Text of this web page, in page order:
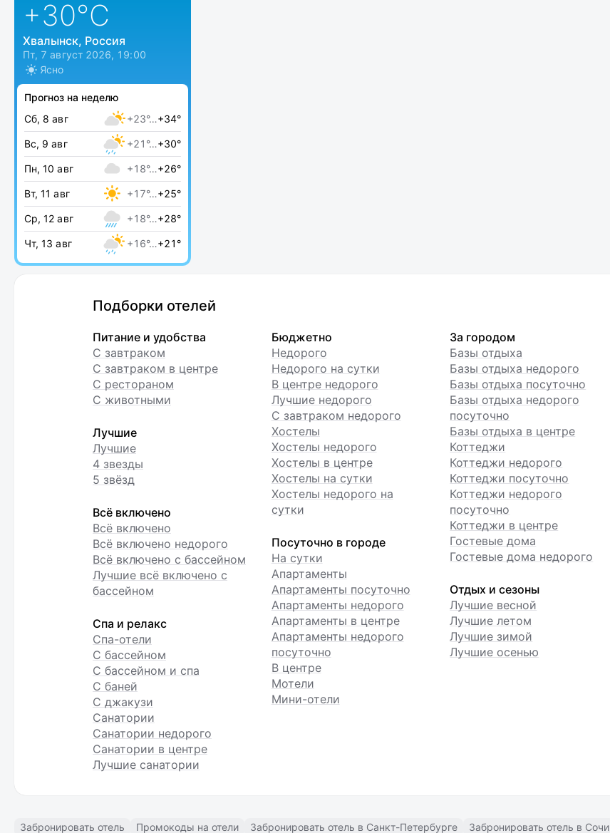
+30°C
Хвалынск, Россия
Пт, 7 август 2026, 19:00
Ясно
Прогноз на неделю
Сб, 8 авг
+23°…+34°
Вс, 9 авг +21°…+30°
Пн, 10 авг +18°…+26°
Вт, 11 авг +17°…+25°
Ср, 12 авг +18°…+28°
Чт, 13 авг +16°…+21°
Подборки отелей
Питание и удобства
С завтраком
С завтраком в центре
С рестораном
С животными
Лучшие
Лучшие
4 звезды
5 звёзд
Всё включено
Всё включено
Всё включено недорого
Всё включено с бассейном
Лучшие всё включено с
бассейном
Спа и релакс
Спа-отели
С бассейном
С бассейном и спа
С баней
С джакузи
Санатории
Санатории недорого
Санатории в центре
Лучшие санатории
Бюджетно
Недорого
Недорого на сутки
В центре недорого
Лучшие недорого
С завтраком недорого
Хостелы
Хостелы недорого
Хостелы в центре
Хостелы на сутки
Хостелы недорого на
сутки
Посуточно в городе
На сутки
Апартаменты
Апартаменты посуточно
Апартаменты недорого
Апартаменты в центре
Апартаменты недорого
посуточно
В центре
Мотели
Мини-отели
За городом
Базы отдыха
Базы отдыха недорого
Базы отдыха посуточно
Базы отдыха недорого
посуточно
Базы отдыха в центре
Коттеджи
Коттеджи недорого
Коттеджи посуточно
Коттеджи недорого
посуточно
Коттеджи в центре
Гостевые дома
Гостевые дома недорого
Отдых и сезоны
Лучшие весной
Лучшие летом
Лучшие зимой
Лучшие осенью
Забронировать отель Промокоды на отели Забронировать отель в Санкт-Петербурге Забронировать отель в Сочи